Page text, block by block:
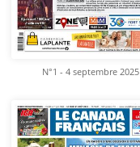
N°1 - 4 septembre 2025